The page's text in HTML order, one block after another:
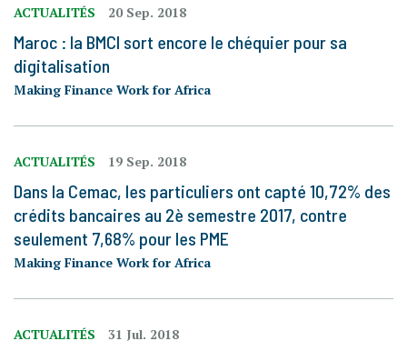
ACTUALITÉS 20 Sep. 2018
Maroc : la BMCI sort encore le chéquier pour sa
digitalisation
Making Finance Work for Africa
ACTUALITÉS 19 Sep. 2018
Dans la Cemac, les particuliers ont capté 10,72% des
crédits bancaires au 2è semestre 2017, contre
seulement 7,68% pour les PME
Making Finance Work for Africa
ACTUALITÉS 31 Jul. 2018